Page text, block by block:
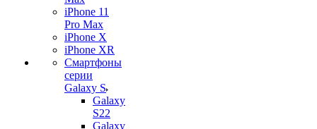
iPhone 11
Pro Max
iPhone X
iPhone XR
Смартфоны
серии
Galaxy S
Galaxy
S22
Galaxy